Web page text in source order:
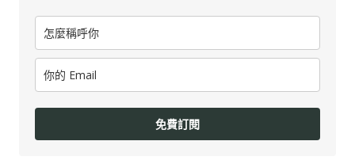
免費訂閱